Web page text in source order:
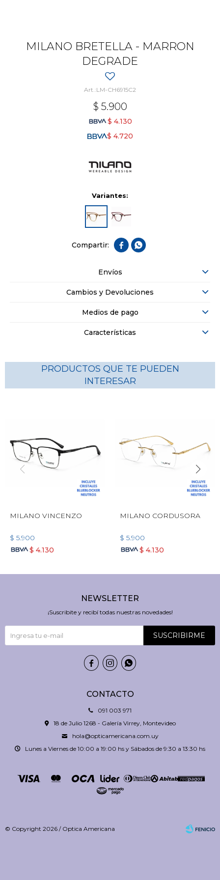
MILANO BRETELLA - MARRON
DEGRADE
LM-CH6915C2
$ 5.900
$ 4.130
$ 4.720
Variantes:
 
Envíos
Cambios y Devoluciones
Medios de pago
Características
PRODUCTOS QUE TE PUEDEN
INTERESAR
MILANO VINCENZO
$ 5.900
$ 4.130
MILANO CORDUSORA
$ 5.900
$ 4.130
CONTACTO
091 003 971
18 de Julio 1268 - Galería Virrey, Montevideo
hola@opticamericana.com.uy
Lunes a Viernes de 10:00 a 19:00 hs y Sábados de 9:30 a 13:30 hs
NEWSLETTER
¡Suscribite y recibí todas nuestras novedades!
SUSCRIBIRME
  
© Copyright 2026 / Optica Americana